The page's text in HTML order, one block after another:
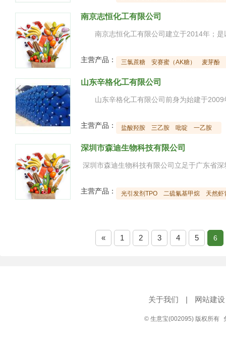
南京志恒化工有限公司
主营产品： 三氯蔗糖 安赛蜜（AK糖） 麦芽酚
山东辛格化工有限公司
主营产品： 盐酸羟胺 三乙胺 吡啶 一乙胺
深圳市森迪生物科技有限公司
主营产品： 光引发剂TPO 二硫氰基甲烷 天然虾
« 1 2 3 4 5 6
关于我们 | 网站建设
© 生意宝(002095) 版权所有